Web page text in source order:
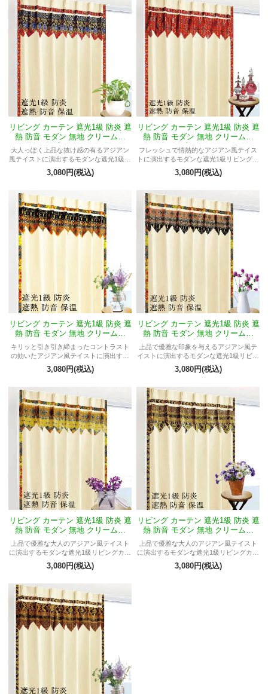
リビング カーテン 遮光1級 防炎 遮
熱 防音 モダン 無地 クリーム色
《マーブルMヤンティ》
大人っぽく上品な抜け感の有るアジアン
風テイストに演出するモダンな遮光1級リ
ビングカーテン
3,080円(税込)
リビング カーテン 遮光1級 防炎 遮
熱 防音 モダン 無地 クリーム色
《マーブルMウィディ》
フレッシュで情熱的なアジアン風テイス
トに演出するモダンな遮光1級リビングカ
ーテン
3,080円(税込)
リビング カーテン 遮光1級 防炎 遮
熱 防音 モダン 無地 クリーム色
《マーブルMレスタリィ》
キリッと引き引き締まったコントラスト
の効いたアジアン風テイストに演出する
モダンな遮光1級リビングカーテン
3,080円(税込)
リビング カーテン 遮光1級 防炎 遮
熱 防音 モダン 無地 クリーム色
《マーブルMリナ》
上品で優雅な印象を与えるアジアン風テ
イストに演出するモダンな遮光1級リビン
グカーテン
3,080円(税込)
リビング カーテン 遮光1級 防炎 遮
熱 防音 モダン 無地 クリーム色
《マーブルMエコ》
上品で優雅な大人のアジアン風テイスト
に演出するモダンな遮光1級リビングカー
テン
3,080円(税込)
リビング カーテン 遮光1級 防炎 遮
熱 防音 モダン 無地 クリーム色
《マーブルMエーゲ》
上品で優雅な大人のアジアン風テイスト
に演出するモダンな遮光1級リビングカー
テン
3,080円(税込)